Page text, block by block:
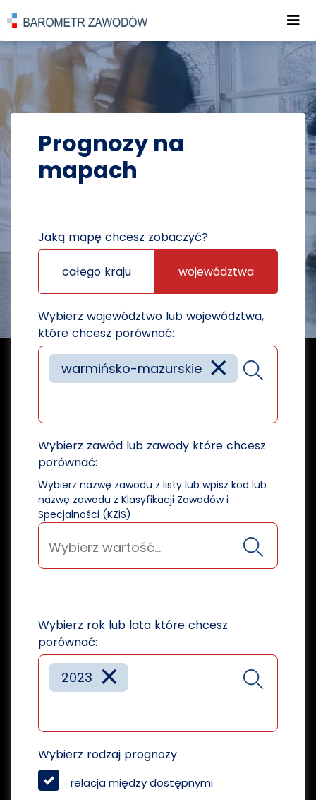
POWRÓT DO STRONY GŁÓWNEJ
PROGNOZY PROGNOZY NA MAPACH
Prognozy na
mapach
Jaką mapę chcesz zobaczyć?
całego kraju województwa
Wybierz województwo lub województwa,
które chcesz porównać:
×
warmińsko-mazurskie
Wybierz zawód lub zawody które chcesz
porównać:
Wybierz nazwę zawodu z listy lub wpisz kod lub
nazwę zawodu z Klasyfikacji Zawodów i
Specjalności (KZiS)
Wybierz rok lub lata które chcesz
porównać:
×
2023
Wybierz rodzaj prognozy
relacja między dostępnymi